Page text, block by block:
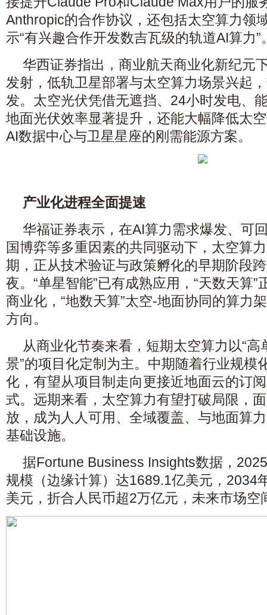
Anthropic的合作协议，还包括太空算力领
示“有兴趣合作开发数吉瓦级的轨道AI算力”
华西证券指出， 商业航天商业化新纪元
发射，低轨卫星部署与太空算力场景兴起
发。太空光伏凭借无遮挡、24小时发电、
地面光伏效率显著提升，还能大幅降低太空
AI数据中心与卫星星座的刚需能源方案。
产业化进程全面提速
华福证券表示，在AI算力需求爆发、可
国博弈等多重因素的共同驱动下，太空算
期，正从技术验证与政策孵化的早期阶段
夜。“单星智能”已有成熟应用，“天数天算
商业化，“地数天算”太空-地面协同的算力
方向。
从商业化节奏来看，短期太空算力以“
景”的项目化定制为主。中期随着行业规模
化，有望从项目制走向更接近地面云的订
式。远期来看，太空算力有望打破局限，
放，成为人人可用、全域覆盖、与地面算
基础设施。
据Fortune Business Insights数据，
规模（边缘计算）达1689.1亿美元，2034
美元，折合人民币超2万亿元，未来市场空